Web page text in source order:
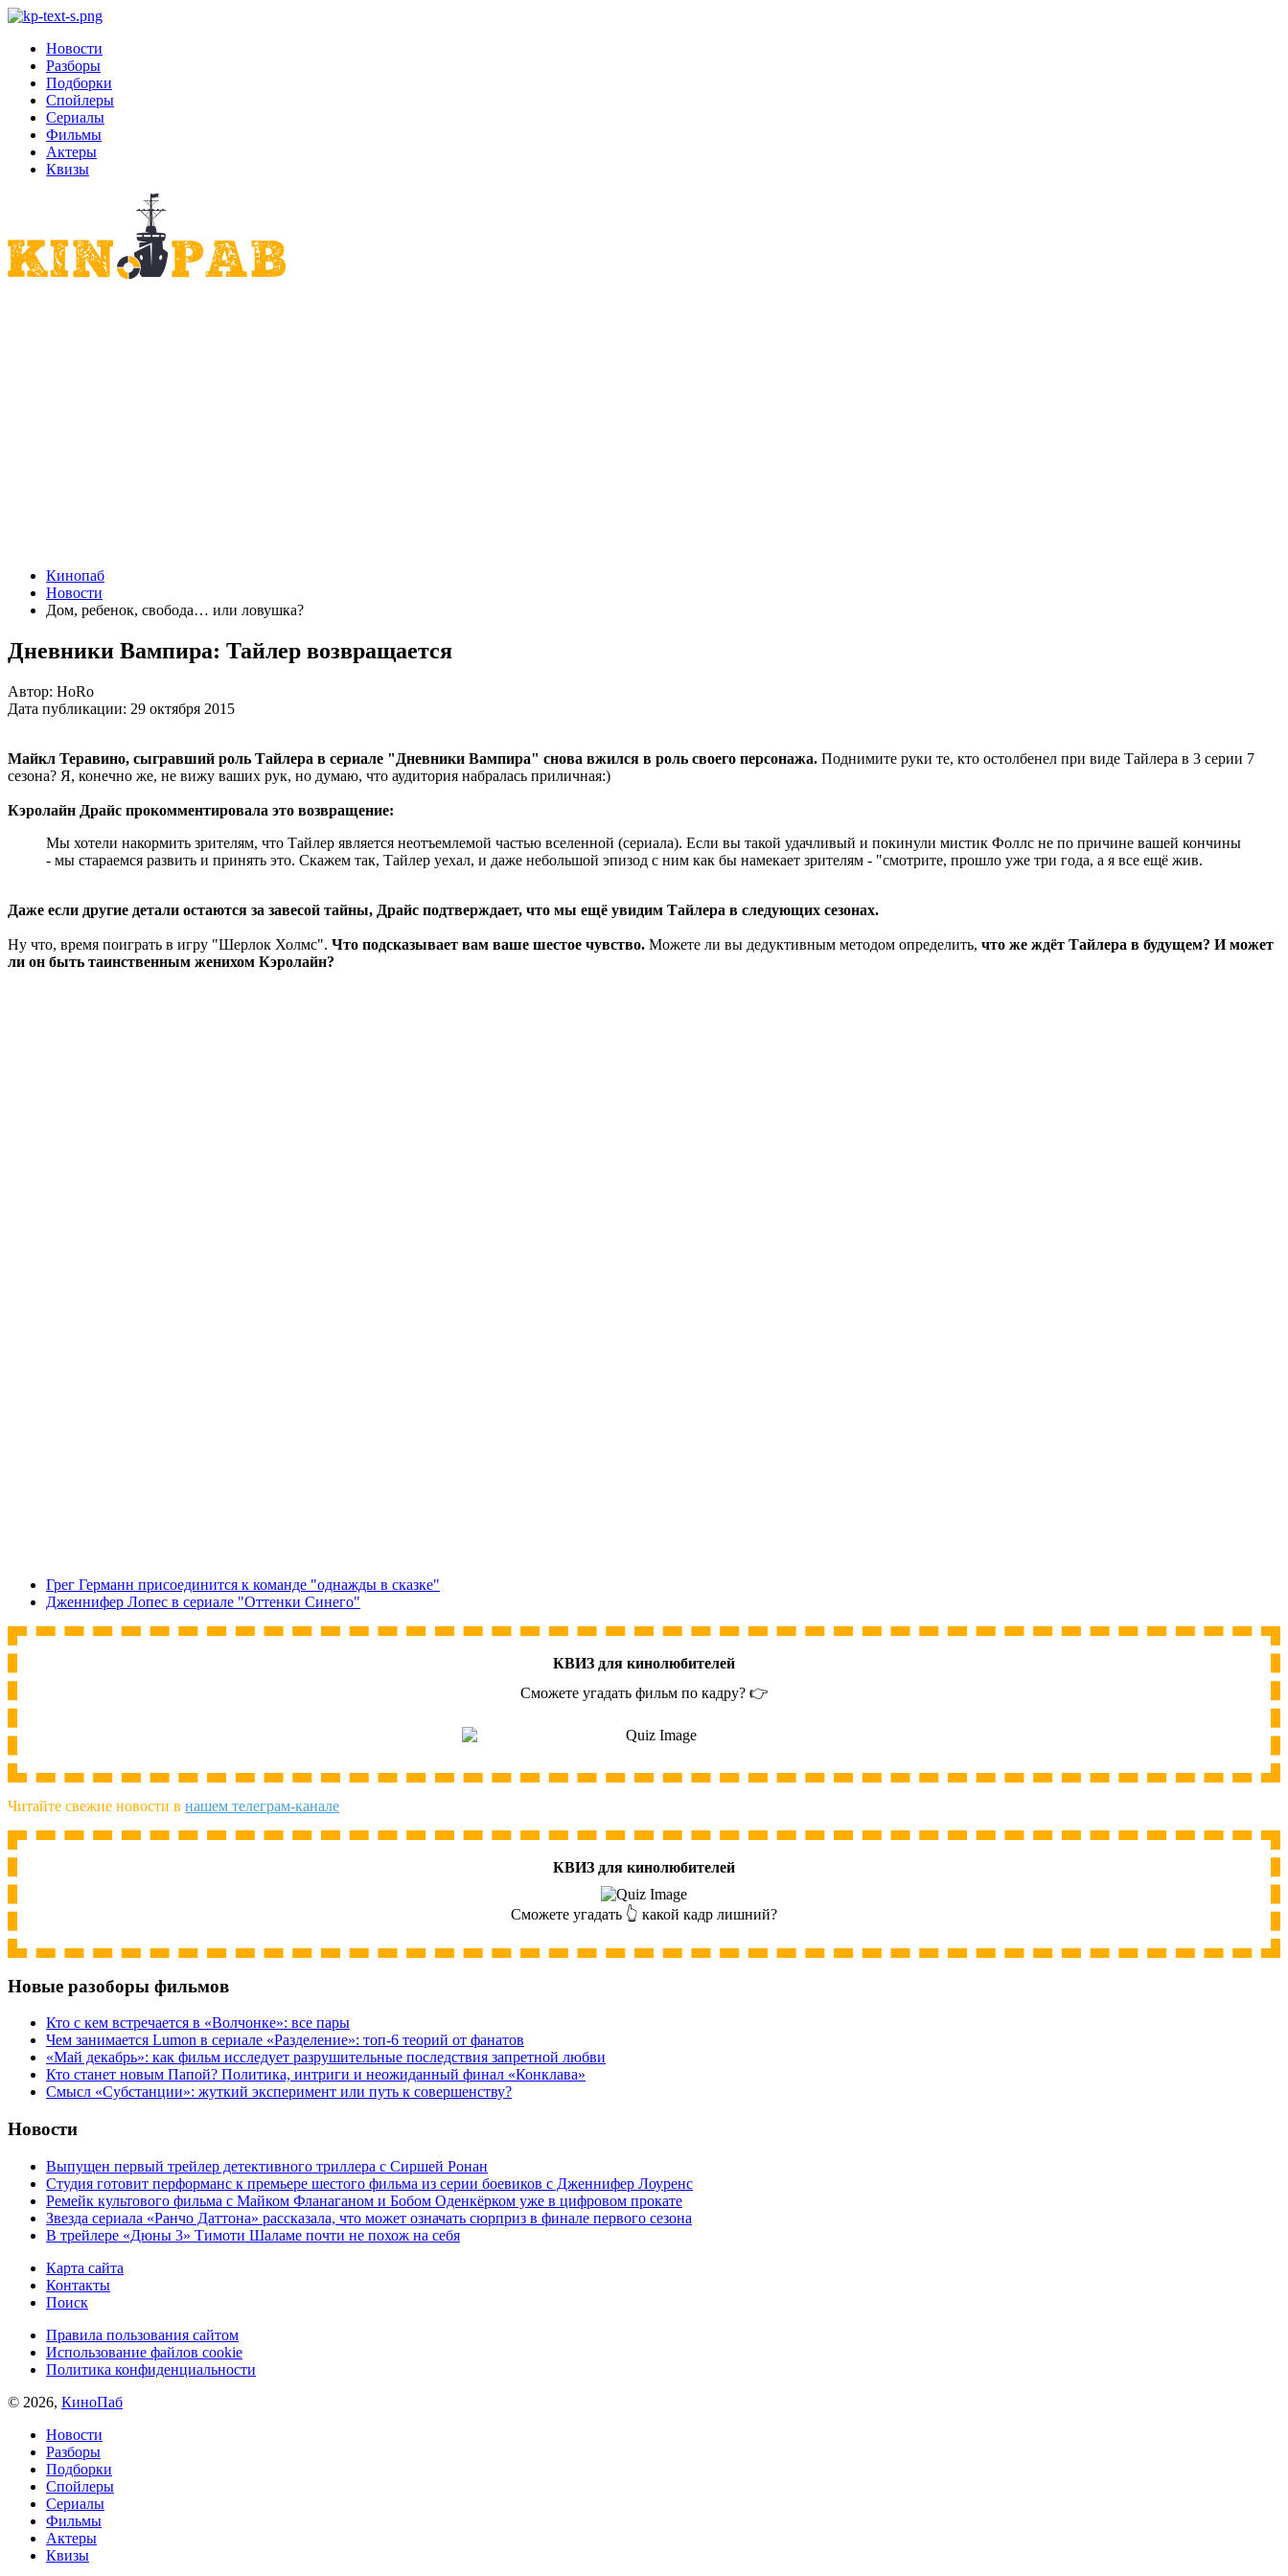
Новости
Разборы
Подборки
Спойлеры
Сериалы
Фильмы
Актеры
Квизы
Кинопаб
Новости
Дом, ребенок, свобода… или ловушка?
Дневники Вампира: Тайлер возвращается
Автор: HoRo
Дата публикации: 29 октября 2015
Майкл Теравино, сыгравший роль Тайлера в сериале "Дневники Вампира" снова вжился в роль своего персонажа. Поднимите руки те, кто остолбенел при виде Тайлера в 3 серии 7
сезона? Я, конечно же, не вижу ваших рук, но думаю, что аудитория набралась приличная:)
Кэролайн Драйс прокомментировала это возвращение:
Мы хотели накормить зрителям, что Тайлер является неотъемлемой частью вселенной (сериала). Если вы такой удачливый и покинули мистик Фоллс не по причине вашей кончины
- мы стараемся развить и принять это. Скажем так, Тайлер уехал, и даже небольшой эпизод с ним как бы намекает зрителям - "смотрите, прошло уже три года, а я все ещё жив.
Даже если другие детали остаются за завесой тайны, Драйс подтверждает, что мы ещё увидим Тайлера в следующих сезонах.
Ну что, время поиграть в игру "Шерлок Холмс". Что подсказывает вам ваше шестое чувство. Можете ли вы дедуктивным методом определить, что же ждёт Тайлера в будущем? И может
ли он быть таинственным женихом Кэролайн?
Грег Германн присоединится к команде "однажды в сказке"
Дженнифер Лопес в сериале "Оттенки Синего"
КВИЗ для кинолюбителей
Сможете угадать фильм по кадру? 👉
Читайте свежие новости в нашем телеграм-канале
КВИЗ для кинолюбителей
Сможете угадать 👆 какой кадр лишний?
Новые разоборы фильмов
Кто с кем встречается в «Волчонке»: все пары
Чем занимается Lumon в сериале «Разделение»: топ-6 теорий от фанатов
«Май декабрь»: как фильм исследует разрушительные последствия запретной любви
Кто станет новым Папой? Политика, интриги и неожиданный финал «Конклава»
Cмысл «Субстанции»: жуткий эксперимент или путь к совершенству?
Новости
Выпущен первый трейлер детективного триллера с Сиршей Ронан
Студия готовит перформанс к премьере шестого фильма из серии боевиков с Дженнифер Лоуренс
Ремейк культового фильма с Майком Фланаганом и Бобом Оденкёрком уже в цифровом прокате
Звезда сериала «Ранчо Даттона» рассказала, что может означать сюрприз в финале первого сезона
В трейлере «Дюны 3» Тимоти Шаламе почти не похож на себя
Карта сайта
Контакты
Поиск
Правила пользования сайтом
Использование файлов cookie
Политика конфиденциальности
© 2026, КиноПаб
Новости
Разборы
Подборки
Спойлеры
Сериалы
Фильмы
Актеры
Квизы